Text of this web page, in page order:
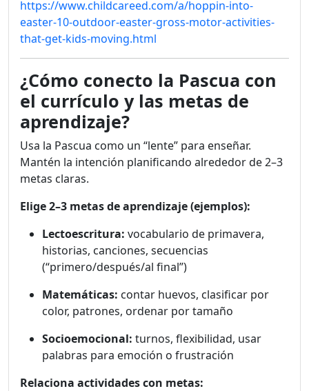
https://www.childcareed.com/a/hoppin-into-
easter-10-outdoor-easter-gross-motor-activities-
that-get-kids-moving.html
¿Cómo conecto la Pascua con
el currículo y las metas de
aprendizaje?
Usa la Pascua como un “lente” para enseñar.
Mantén la intención planificando alrededor de 2–3
metas claras.
Elige 2–3 metas de aprendizaje (ejemplos):
Lectoescritura: vocabulario de primavera,
historias, canciones, secuencias
(“primero/después/al final”)
Matemáticas: contar huevos, clasificar por
color, patrones, ordenar por tamaño
Socioemocional: turnos, flexibilidad, usar
palabras para emoción o frustración
Relaciona actividades con metas: